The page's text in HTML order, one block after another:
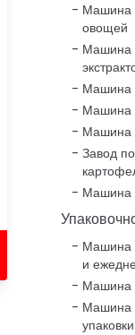
Машина
овощей
Машина
Машина
Машина
Машина
Завод
Машина
Машина
и
Машина
Машина